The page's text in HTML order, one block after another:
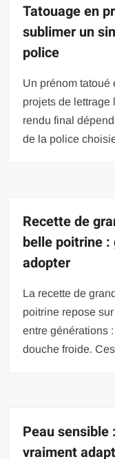
Tatouage en
sublimer un
police
Un prénom tatoué
projets de lettrage
rendu final
de la police
Recette de
belle poitrine
adopter
La recette de
poitrine repose
entre générations
douche froide.
Peau sensible
vraiment